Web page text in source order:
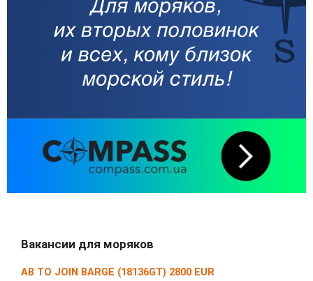
Вакансии для моряков
AB TO JOIN BARGE (18136GT) 2800 EUR